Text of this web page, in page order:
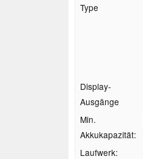
Type
Display-
Ausgänge
Min.
Akkukapazität:
Laufwerk: